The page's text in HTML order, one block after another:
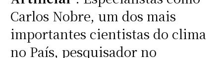
Carlos Nobre, um dos mais
importantes cientistas do clima
no País, pesquisador no